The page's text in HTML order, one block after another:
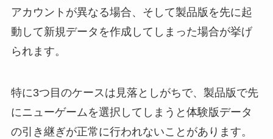
アカウントが異なる場合、そして製品版を先に起
動して新規データを作成してしまった場合が挙げ
られます。
特に3つ目のケースは見落としがちで、製品版で先
にニューゲームを選択してしまうと体験版データ
の引き継ぎが正常に行われないことがあります。